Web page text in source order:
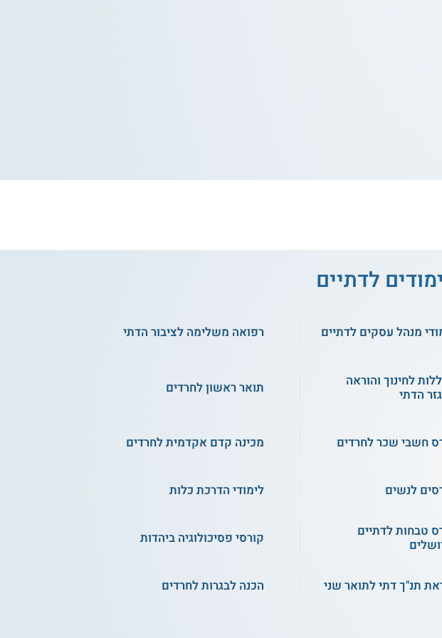
לדתיים
מנהל עסקים לדתיים רפואה משלימה לציבור הדתי
לחינוך והוראה
הדתי
תואר ראשון לחרדים
חשבי שכר לחרדים מכינה קדם אקדמית לחרדים
לנשים לימודי הדרכת כלות
טבחות לדתיים
קורסי פסיכולוגיה ביהדות
תנ"ך דתי לתואר שני הכנה לבגרות לחרדים